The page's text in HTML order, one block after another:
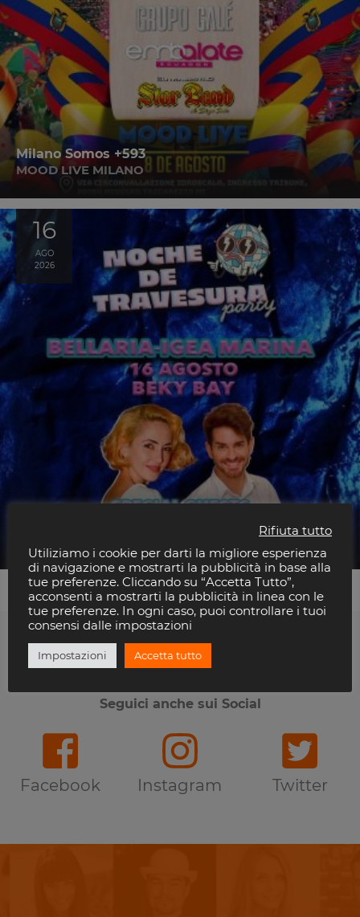
Milano Somos +593
MOOD LIVE MILANO
16
AGO
2026
Ti piace Riviera Disco?
Seguici anche sui Social
Facebook Instagram Twitter
Rifiuta tutto
Utiliziamo i cookie per darti la migliore esperienza
di navigazione e mostrarti la pubblicità in base alla
tue preferenze. Cliccando su “Accetta Tutto”,
acconsenti a mostrarti la pubblicità in linea con le
tue preferenze. In ogni caso, puoi controllare i tuoi
consensi dalle impostazioni
Impostazioni Accetta tutto